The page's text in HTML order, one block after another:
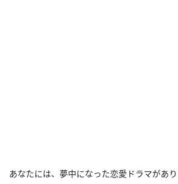
あなたには、夢中になった恋愛ドラマがあ